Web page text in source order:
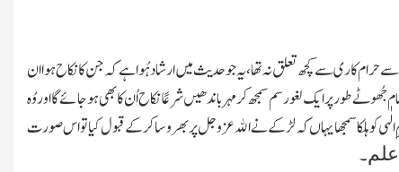
حرام کاری سے کچھ تعلق نہ تھا، یہ جو حدیث میں ارشاد ہُوا ہے کہ جن کا نکاح ہوا ان
طور پر ایك لغو رسم سمجھ کر مہر باندھیں شرعًا نکاح اُن کا بھی ہوجائے گا اور وُہ
کو ہلکا سمجھا یہاں کہ لڑکے نے اﷲ عزوجل پر بھر وسا کرکے قبول کیا تو اس صورت
۔